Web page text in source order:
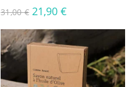
31,00€ 21,90€